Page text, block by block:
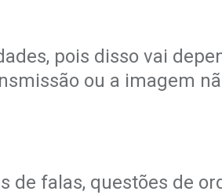
pois disso vai
ou a imagem
de falas, questões de